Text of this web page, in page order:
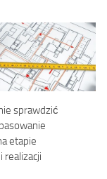
sprawdzić
etapie
realizacji